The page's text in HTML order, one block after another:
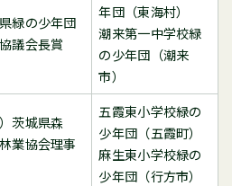
緑の少年団
議会長賞
年団（東海村）
潮来第一中学校緑
の少年団（潮来
市）
茨城県森
業協会理事
五霞東小学校緑の
少年団（五霞町）
麻生東小学校緑の
少年団（行方市）